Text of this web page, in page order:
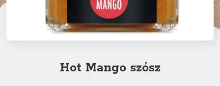
Hot Mango szósz